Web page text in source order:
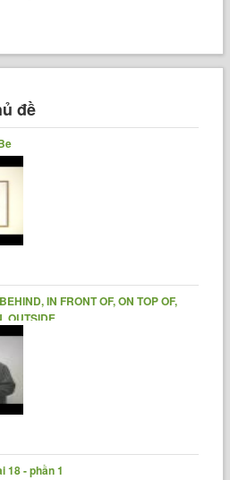
đề
IN FRONT OF, ON TOP OF,
OUTSIDE
18 - phần 1